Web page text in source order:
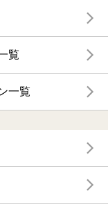
覧
一覧